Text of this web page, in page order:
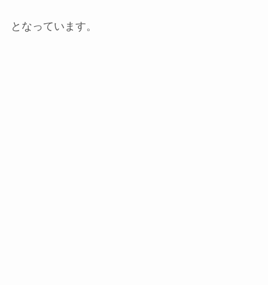
となっています。